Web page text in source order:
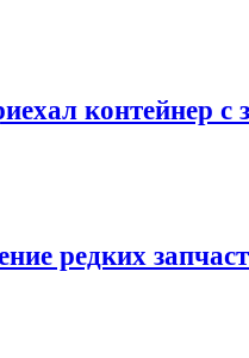
контейнер с
редких